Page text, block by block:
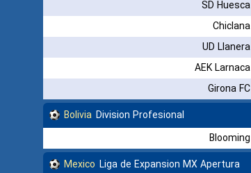
SD Huesca
Chiclana
UD Llanera
AEK Larnaca
Girona FC
Bolivia Division Profesional
Blooming
Mexico Liga de Expansion MX Apertura